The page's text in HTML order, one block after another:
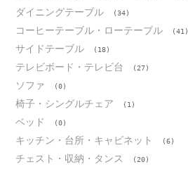
ダイニングテーブル (34)
コーヒーテーブル・ローテーブル (41)
サイドテーブル (18)
テレビボード・テレビ台 (27)
ソファ (0)
椅子・シングルチェア (1)
ベッド (0)
キッチン・台所・キャビネット (6)
チェスト・収納・タンス (20)